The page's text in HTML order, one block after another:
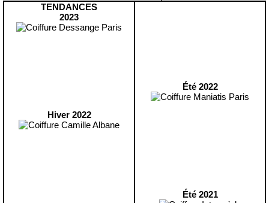
TENDANCES
2023
Hiver 2022
Été 2022
Été 2021